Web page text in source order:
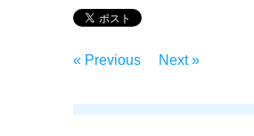
« Previous Next »